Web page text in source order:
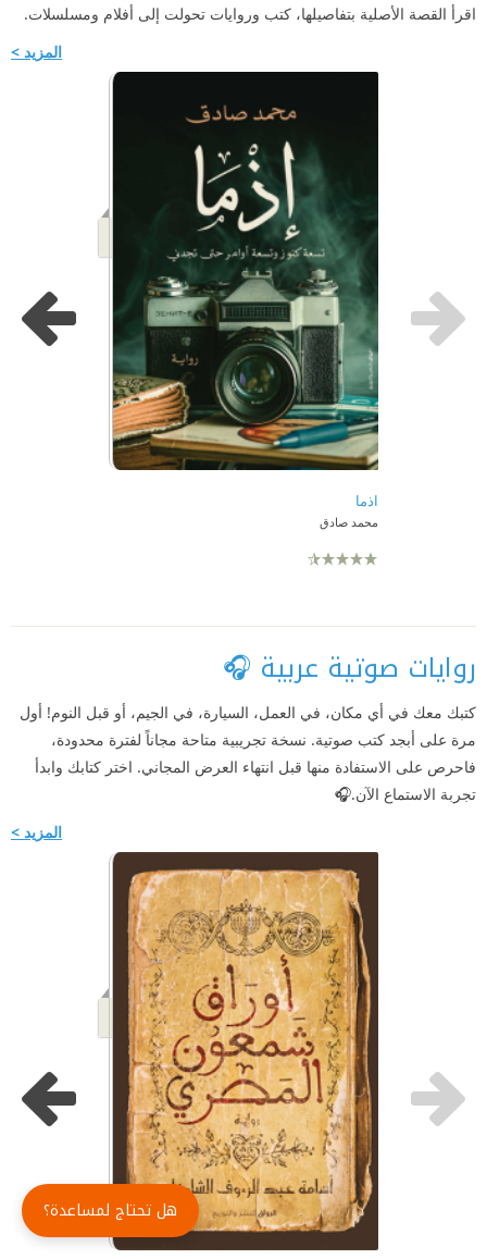
اقرأ القصة الأصلية بتفاصيلها، كتب وروايات تحولت إلى أفلام ومسلسلات.
المزيد >
اذما
محمد صادق
روايات صوتية عربية 🎧
كتبك معك في أي مكان، في العمل، السيارة، في الجيم، أو قبل النوم! أول
مرة على أبجد كتب صوتية. نسخة تجريبية متاحة مجاناً لفترة محدودة،
فاحرص على الاستفادة منها قبل انتهاء العرض المجاني. اختر كتابك وابدأ
تجربة الاستماع الآن.🎧
المزيد >
هل تحتاج لمساعدة؟